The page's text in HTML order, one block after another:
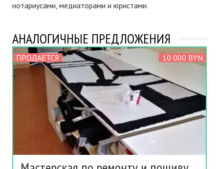
нотариусами, медиаторами и юристами.
АНАЛОГИЧНЫЕ ПРЕДЛОЖЕНИЯ
ПРОДАЕТСЯ 10 000 BYN